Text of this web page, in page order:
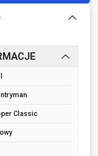
Classic